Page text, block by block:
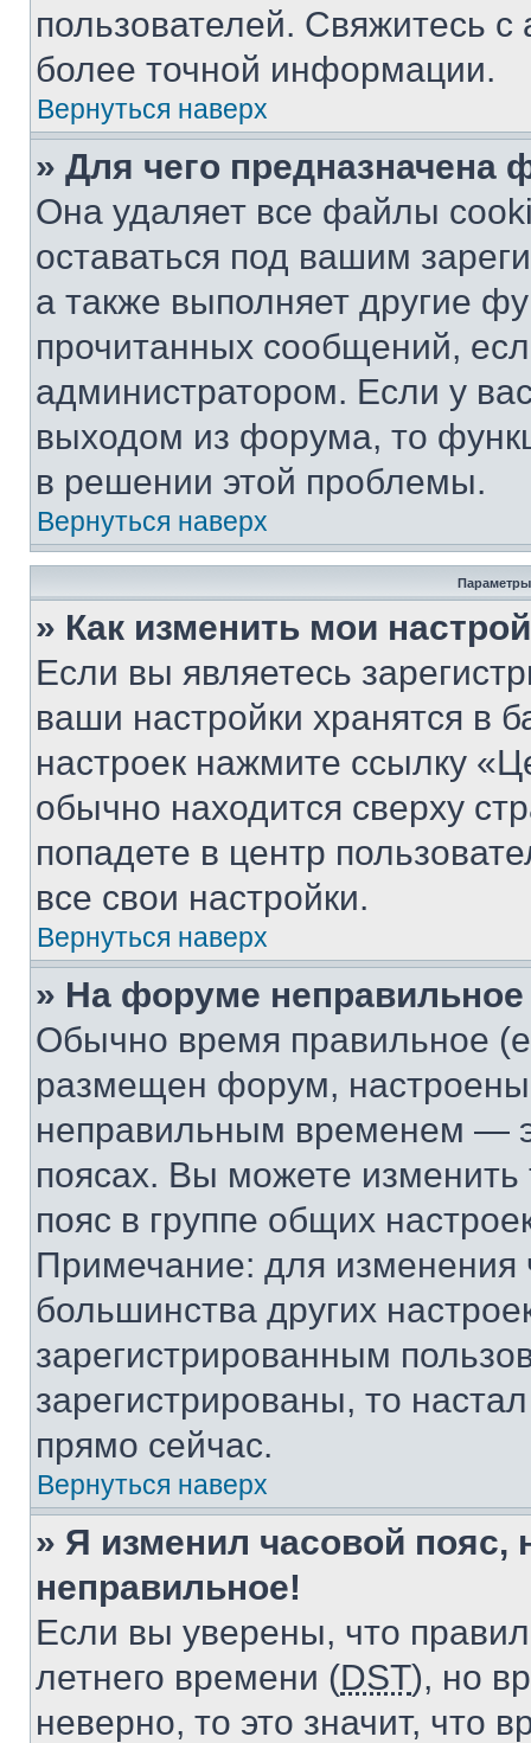
пользователей. Свяжитесь
более точной информации.
Вернуться наверх
» Для чего предназначена
Она удаляет все файлы
оставаться под вашим
а также выполняет другие
прочитанных сообщений,
администратором. Если у
выходом из форума, то
в решении этой проблемы.
Вернуться наверх
Параметры
» Как изменить мои
Если вы являетесь
ваши настройки хранятся в
настроек нажмите ссылку
обычно находится сверху
попадете в центр
все свои настройки.
Вернуться наверх
» На форуме
Обычно время правильное
размещен форум, настроены
неправильным временем —
поясах. Вы можете изменить
пояс в группе общих
Примечание: для изменения
большинства других
зарегистрированным
зарегистрированы, то
прямо сейчас.
Вернуться наверх
» Я изменил часовой пояс,
неправильное!
Если вы уверены, что
летнего времени (DST), но
неверно, то это значит, что